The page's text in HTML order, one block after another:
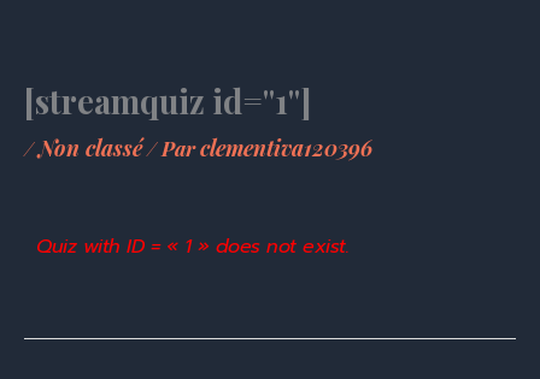
[streamquiz id="1"]
/Non classé/ Parclementiva120396
Quiz with ID = « 1 » does not exist.